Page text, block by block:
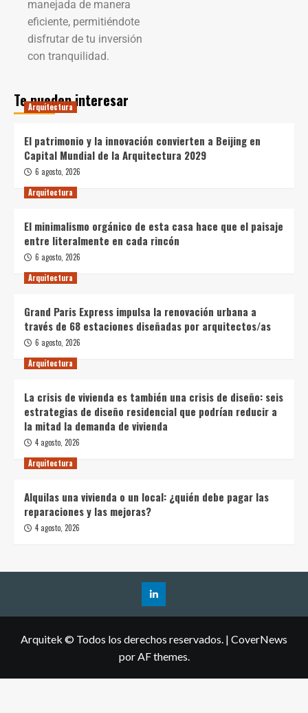
manejada de manera
eficiente, permitiéndote
disfrutar de tu inversión
con tranquilidad.
Te pueden interesar
Arquitectura
El patrimonio y la innovación convierten a Beijing en
Capital Mundial de la Arquitectura 2029
6 agosto, 2026
Arquitectura
El minimalismo orgánico de esta casa hace que el paisaje
entre literalmente en cada rincón
6 agosto, 2026
Arquitectura
Grand Paris Express impulsa la renovación urbana a
través de 68 estaciones diseñadas por arquitectos/as
6 agosto, 2026
Arquitectura
La crisis de vivienda es también una crisis de diseño: seis
estrategias de diseño residencial que podrían reducir a
la mitad la demanda de vivienda
4 agosto, 2026
Arquitectura
Alquilas una vivienda o un local: ¿quién debe pagar las
reparaciones y las mejoras?
4 agosto, 2026
Arquitek © Todos los derechos reservados. | CoverNews
por AF themes.